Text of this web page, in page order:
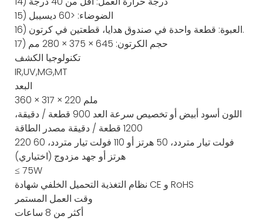
15) الضوضاء: <60 ديسيبل
16) العبوة: قطعة واحدة في صندوق هدايا، قطعتين في كرتون.
17) حجم الكرتون: 645 × 375 × 280 مم
تكنولوجيا الكشف
IR,UV,MG,MT
البعد
360 × 317 × 220 ملم
اللون أسود أبيض أو تخصيص سرعة العد
900 قطعة / دقيقة،
1200 قطعة / دقيقة
مصدر الطاقة
220 فولت تيار متردد، 50 هرتز أو 110 فولت تيار متردد، 60
هرتز أو جهد مزدوج (اختياري)
≤ 75W
نظام التغذية التحميل الخلفي شهادة
CE و RoHS
وقت العمل المستمر
أكثر من 8 ساعات